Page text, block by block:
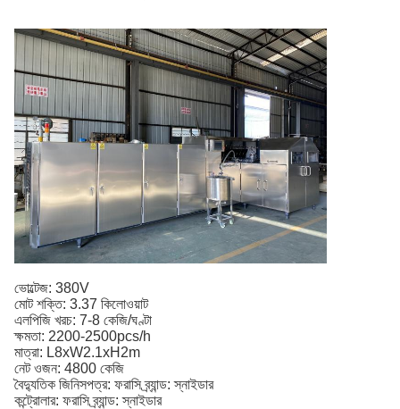
ভোল্টেজ: 380V
মোট শক্তি: 3.37 কিলোওয়াট
এলপিজি খরচ: 7-8 কেজি/ঘণ্টা
ক্ষমতা: 2200-2500pcs/h
মাত্রা: L8xW2.1xH2m
নেট ওজন: 4800 কেজি
বৈদ্যুতিক জিনিসপত্র: ফরাসি ব্র্যান্ড: স্নাইডার
কন্ট্রোলার: ফরাসি ব্র্যান্ড: স্নাইডার